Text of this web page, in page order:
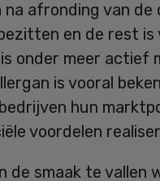
na afronding van de
en de rest is
onder meer actief
is vooral
hun
voordelen
de smaak te vallen